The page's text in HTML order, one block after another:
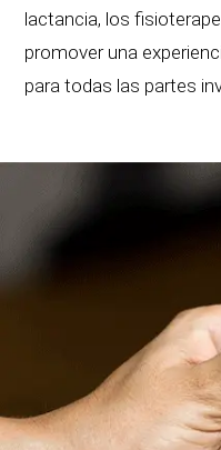
lactancia, los
promover una
para todas las partes